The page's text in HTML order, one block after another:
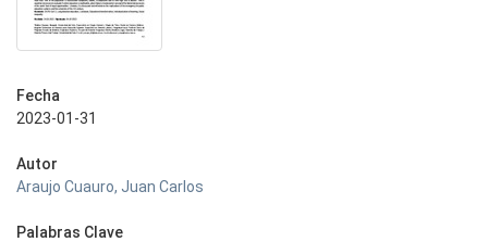
Fecha
2023-01-31
Autor
Araujo Cuauro, Juan Carlos
Palabras Clave